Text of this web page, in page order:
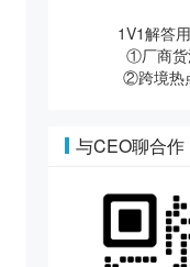
1V1解答
①厂商货
②跨境热
与CEO聊合作